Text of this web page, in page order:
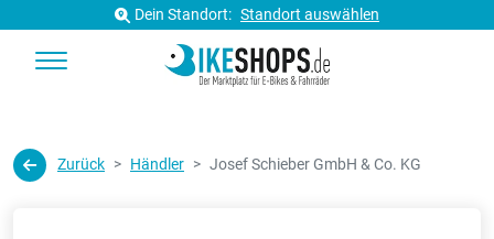
Dein Standort: Standort auswählen
Zurück Händler Josef Schieber GmbH & Co. KG